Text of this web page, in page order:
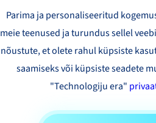
Parima ja personaliseeritud
meie teenused ja turundus sellel
nõustute, et olete rahul küpsiste
saamiseks või küpsiste seadete
"Technologiju era"